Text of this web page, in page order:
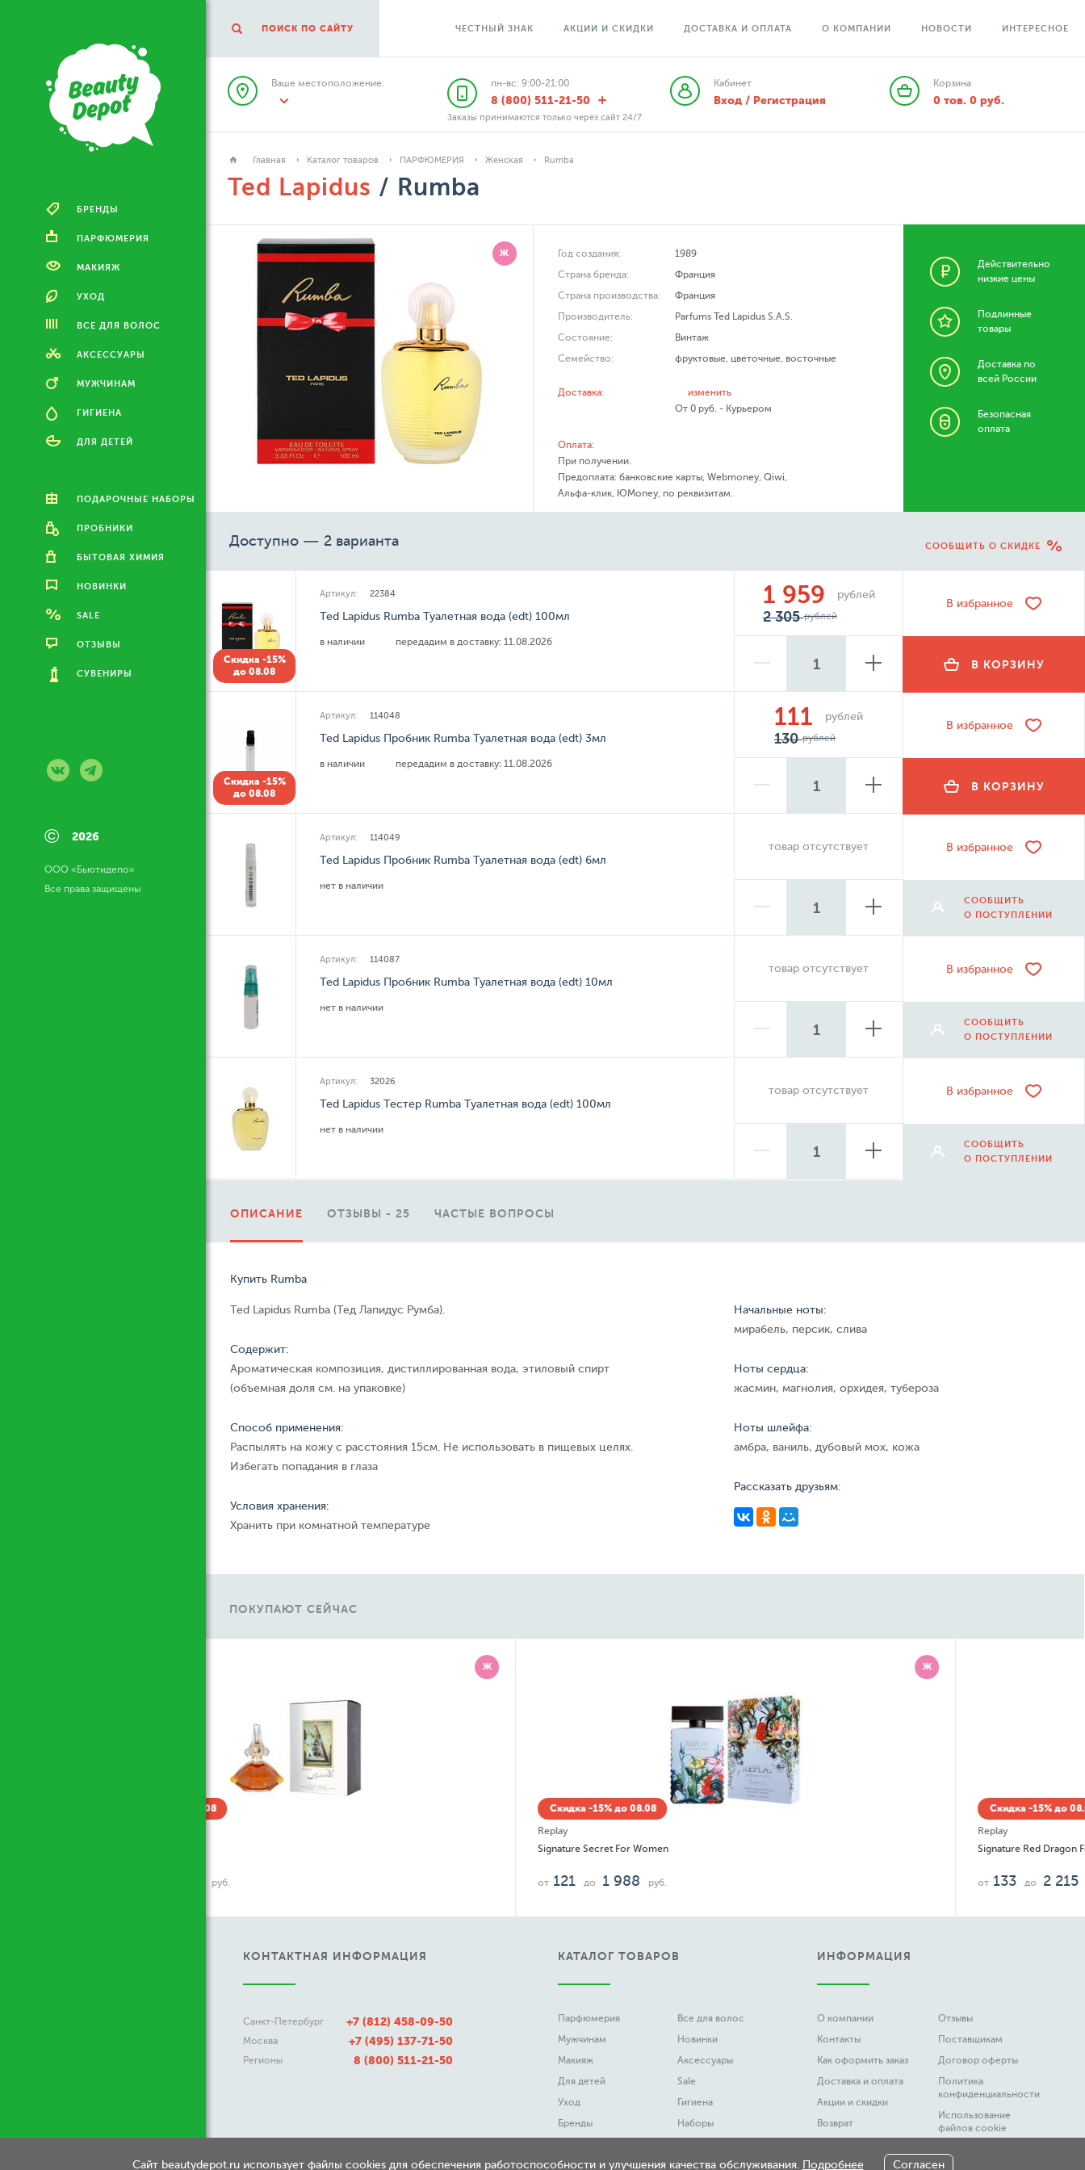
БРЕНДЫ
ПАРФЮМЕРИЯ
МАКИЯЖ
УХОД
ВСЕ ДЛЯ ВОЛОС
АКСЕССУАРЫ
МУЖЧИНАМ
ГИГИЕНА
ДЛЯ ДЕТЕЙ
ПОДАРОЧНЫЕ НАБОРЫ
ПРОБНИКИ
БЫТОВАЯ ХИМИЯ
НОВИНКИ
SALE
ОТЗЫВЫ
СУВЕНИРЫ
© 2026
ООО «Бьютидепо»
Все права защищены
ПОИСК ПО САЙТУ ЧЕСТНЫЙ ЗНАК АКЦИИ И СКИДКИ ДОСТАВКА И ОПЛАТА О КОМПАНИИ НОВОСТИ ИНТЕРЕСНОЕ
Ваше местоположение: пн-вс: 9:00-21:00
8 (800) 511-21-50
Заказы принимаются только через сайт 24/7
Кабинет
Вход / Регистрация
Корзина
0 тов. 0руб.
Главная Каталог товаров ПАРФЮМЕРИЯ Женская Rumba
Ted Lapidus / Rumba
Ж Год создания:
1989
Страна бренда:
Франция
Страна производства:
Франция
Производитель:
Parfums Ted Lapidus S.A.S.
Состояние:
Винтаж
Семейство:
фруктовые, цветочные, восточные
Доставка:
изменить
От 0 руб. - Курьером
Оплата:
При получении.
Предоплата: банковские карты, Webmoney, Qiwi,
Альфа-клик, ЮMoney, по реквизитам.
Действительно
низкие цены
Подлинные
товары
Доставка по
всей России
Безопасная
оплата
Доступно — 2 варианта СООБЩИТЬ О СКИДКЕ
Скидка -15%
до 08.08
Артикул: 22384
Ted Lapidus Rumba Туалетная вода (edt) 100мл
в наличии передадим в доставку: 11.08.2026
1 959 рублей
2 305рублей
В избранное
В КОРЗИНУ
Скидка -15%
до 08.08
Артикул: 114048
Ted Lapidus Пробник Rumba Туалетная вода (edt) 3мл
в наличии передадим в доставку: 11.08.2026
111 рублей
130рублей
В избранное
В КОРЗИНУ
Артикул: 114049
Ted Lapidus Пробник Rumba Туалетная вода (edt) 6мл
нет в наличии
товар отсутствует В избранное
СООБЩИТЬ
О ПОСТУПЛЕНИИ
Артикул: 114087
Ted Lapidus Пробник Rumba Туалетная вода (edt) 10мл
нет в наличии
товар отсутствует В избранное
СООБЩИТЬ
О ПОСТУПЛЕНИИ
Артикул: 32026
Ted Lapidus Тестер Rumba Туалетная вода (edt) 100мл
нет в наличии
товар отсутствует В избранное
СООБЩИТЬ
О ПОСТУПЛЕНИИ
ОПИСАНИЕ ОТЗЫВЫ - 25 ЧАСТЫЕ ВОПРОСЫ
Купить Rumba
Ted Lapidus Rumba (Тед Лапидус Румба).
Содержит:
Ароматическая композиция, дистиллированная вода, этиловый спирт
(объемная доля см. на упаковке)
Способ применения:
Распылять на кожу с расстояния 15см. Не использовать в пищевых целях.
Избегать попадания в глаза
Условия хранения:
Хранить при комнатной температуре
Начальные ноты:
мирабель, персик, слива
Ноты сердца:
жасмин, магнолия, орхидея, тубероза
Ноты шлейфа:
амбра, ваниль, дубовый мох, кожа
Рассказать друзьям:
ПОКУПАЮТ СЕЙЧАС
от
Скидка -15% до 08.08
Signature Red Dragon For Man
КОНТАКТНАЯ ИНФОРМАЦИЯ
Санкт-Петербург +7 (812) 458-09-50
Москва +7 (495) 137-71-50
Регионы 8 (800) 511-21-50
КАТАЛОГ ТОВАРОВ
Парфюмерия
Мужчинам
Макияж
Для детей
Уход
Бренды
Все для волос
Новинки
Аксессуары
Sale
Гигиена
Наборы
ИНФОРМАЦИЯ
О компании
Контакты
Как оформить заказ
Доставка и оплата
Акции и скидки
Возврат
Новости
Отзывы
Поставщикам
Договор оферты
Политика
конфиденциальности
Использование
файлов cookie
Сайт beautydepot.ru использует файлы cookies для обеспечения работоспособности и улучшения качества обслуживания. Подробнее Согласен